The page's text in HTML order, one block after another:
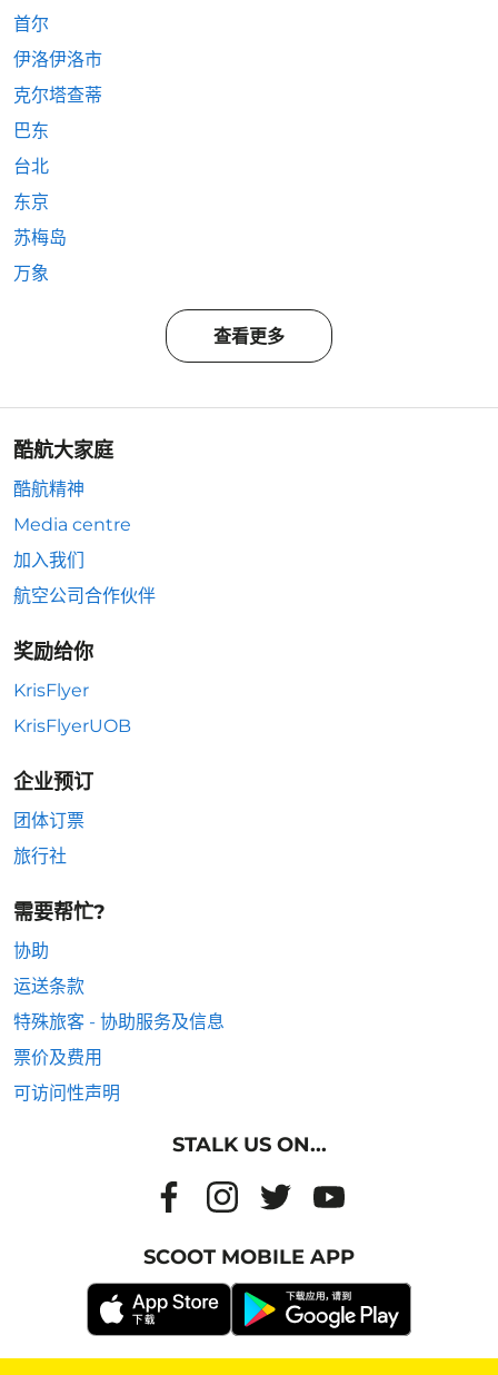
首尔
伊洛伊洛市
克尔塔查蒂
巴东
台北
东京
苏梅岛
万象
查看更多
酷航大家庭
酷航精神
Media centre
加入我们
航空公司合作伙伴
奖励给你
KrisFlyer
KrisFlyerUOB
企业预订
团体订票
旅行社
需要帮忙?
协助
运送条款
特殊旅客 - 协助服务及信息
票价及费用
可访问性声明
STALK US ON...
SCOOT MOBILE APP